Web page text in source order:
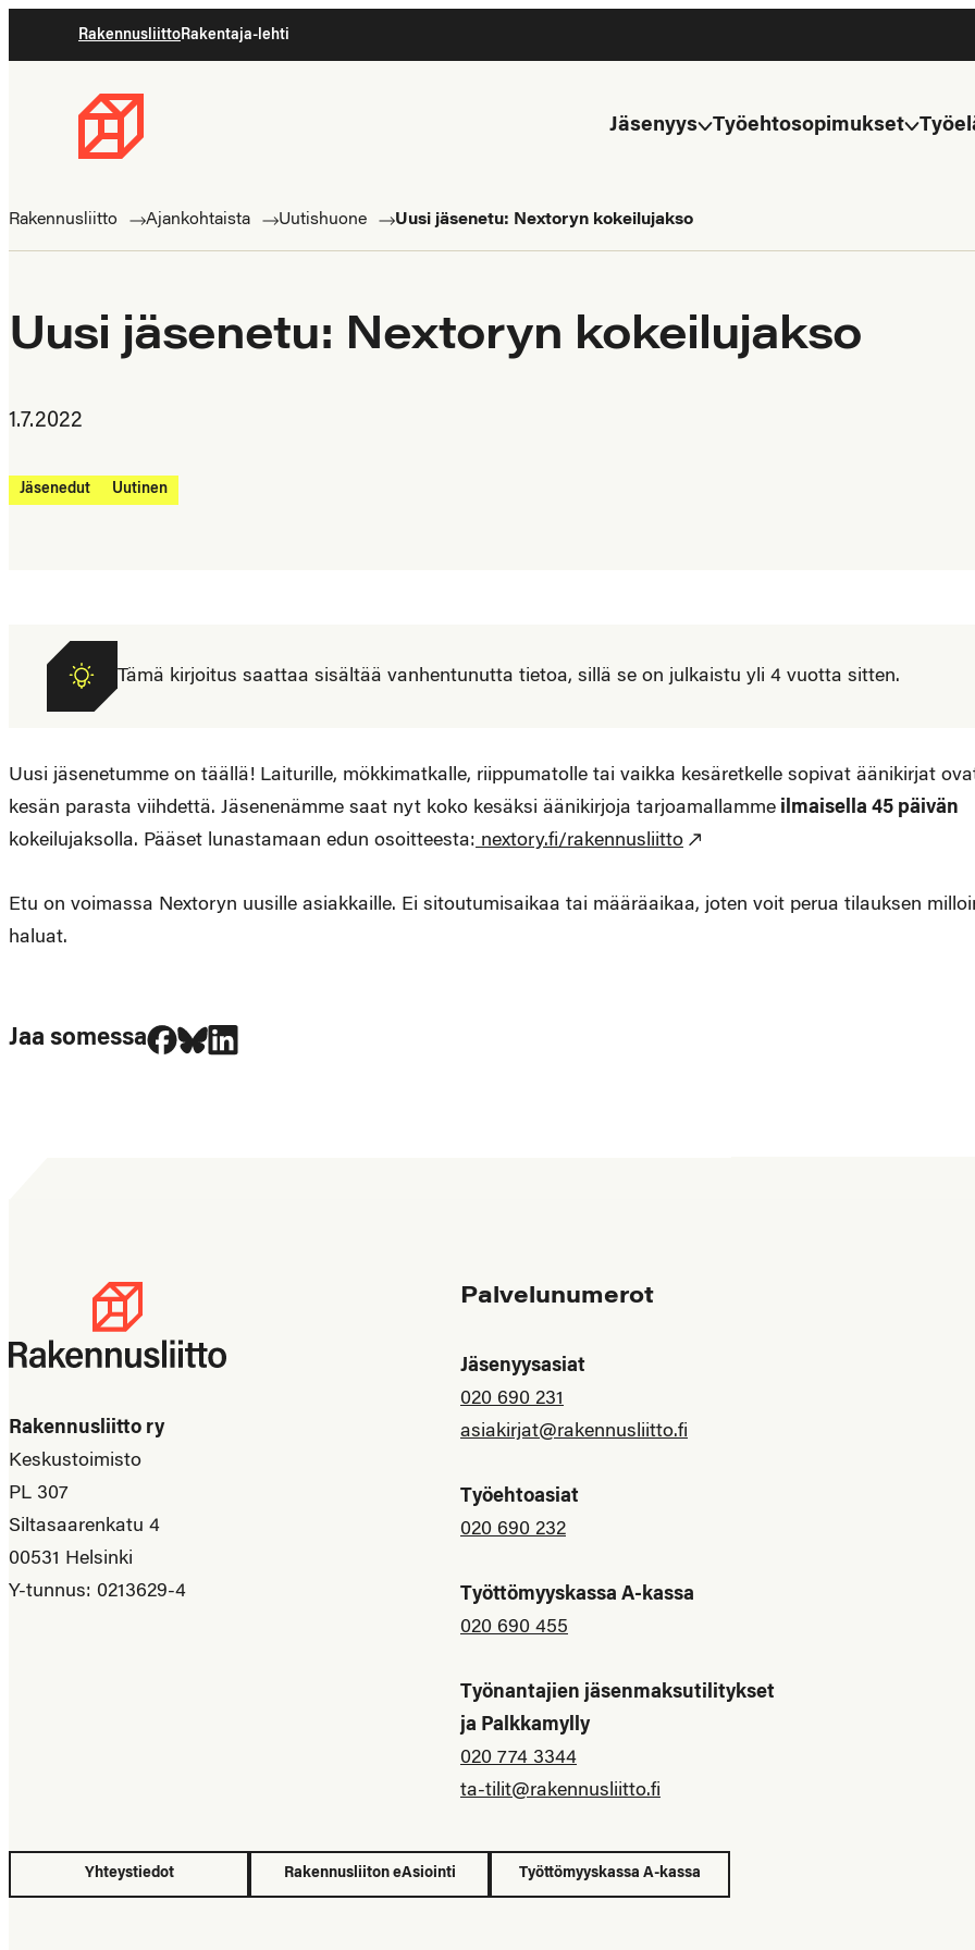
suoraan
RakennusliittoRakentaja-lehti
Rakennusliitto
ammattilaisten
Jäsenyys Työehtosopimukset
Rakennusliitto Ajankohtaista Uutishuone Uusi jäsenetu: Nextoryn kokeilujakso
Uusi jäsenetu: Nextoryn kokeilujakso
1.7.2022
Jäsenedut Uutinen
Tämä kirjoitus saattaa sisältää vanhentunutta tietoa, sillä se on julkaistu yli 4 vuotta sitten.
Uusi jäsenetumme on täällä! Laiturille, mökkimatkalle, riippumatolle tai vaikka kesäretkelle sopivat äänikirjat
kesän parasta viihdettä. Jäsenenämme saat nyt koko kesäksi äänikirjoja tarjoamallamme ilmaisella 45 päivän
kokeilujaksolla. Pääset lunastamaan edun osoitteesta: nextory.fi/rakennusliitto
Etu on voimassa Nextoryn uusille asiakkaille. Ei sitoutumisaikaa tai määräaikaa, joten voit perua tilauksen
haluat.
Jaa somessa
Jaa Facebookissa
Jaa Blueskyssa
Jaa LinkedIn:ssä
Rakennusliitto ry
Keskustoimisto
PL 307
Siltasaarenkatu 4
00531 Helsinki
Y-tunnus: 0213629-4
Palvelunumerot
Jäsenyysasiat
020 690 231
asiakirjat@rakennusliitto.fi
Työehtoasiat
020 690 232
Työttömyyskassa A-kassa
020 690 455
Työnantajien jäsenmaksutilitykset
ja Palkkamylly
020 774 3344
ta-tilit@rakennusliitto.fi
Yhteystiedot Rakennusliiton eAsiointi Työttömyyskassa A-kassa